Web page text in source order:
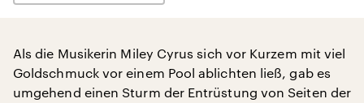
Als die Musikerin Miley Cyrus sich vor Kurzem mit viel
Goldschmuck vor einem Pool ablichten ließ, gab es
umgehend einen Sturm der Entrüstung von Seiten der